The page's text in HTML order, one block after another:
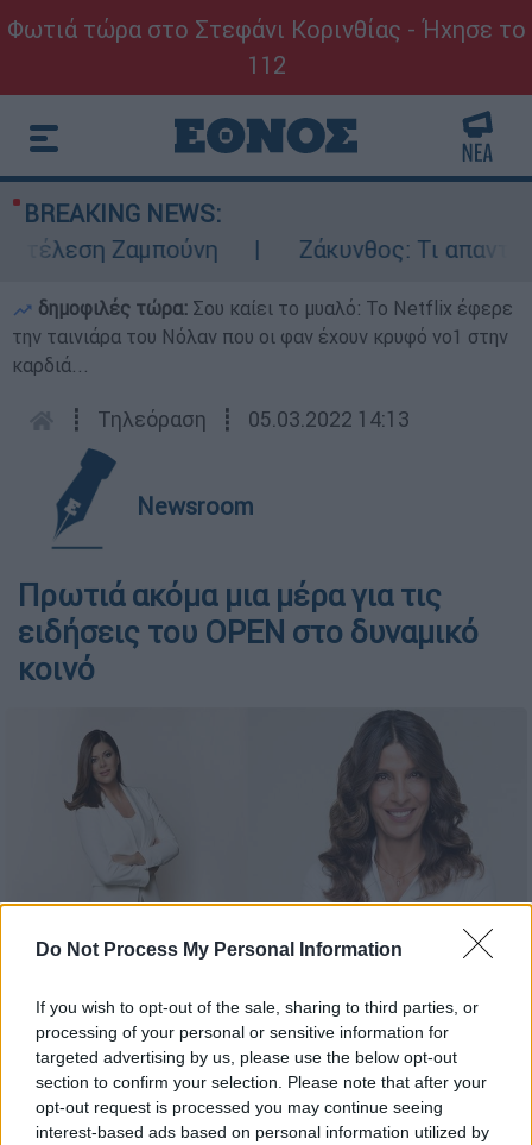
Do Not Process My Personal Information
If you wish to opt-out of the sale, sharing to third parties, or
processing of your personal or sensitive information for
targeted advertising by us, please use the below opt-out
section to confirm your selection. Please note that after your
opt-out request is processed you may continue seeing
interest-based ads based on personal information utilized by
Φωτιά τώρα στο Στεφάνι Κορινθίας - Ήχησε το
112
BREAKING NEWS:
Ζαμπούνη
Ζάκυνθος: Τι απαντά
δημοφιλές τώρα: Σου καίει το μυαλό: Το Netflix έφερε
την ταινιάρα του Νόλαν που οι φαν έχουν κρυφό νο1 στην
καρδιά...
┋ Τηλεόραση ┋ 05.03.2022 14:13
Newsroom
Πρωτιά ακόμα μια μέρα για τις
ειδήσεις του OPEN στο δυναμικό
κοινό
Προσθέστε το ΕΘΝΟΣ στη Google